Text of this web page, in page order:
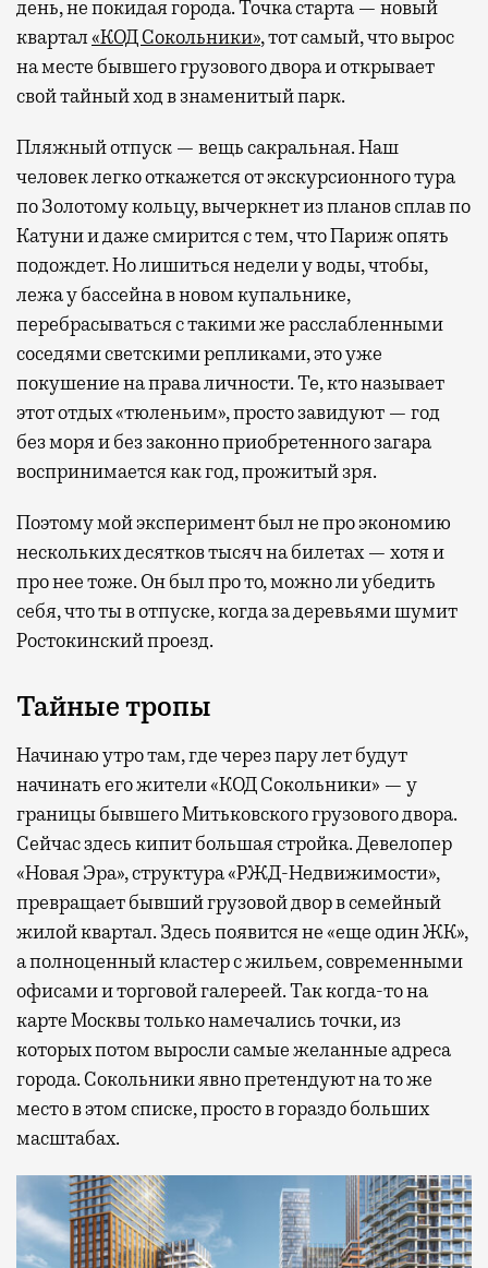
день, не покидая города. Точка старта — новый
квартал«КОД Сокольники», тот самый, что вырос
на месте бывшего грузового двора и открывает
свой тайный ход в знаменитый парк.
Пляжный отпуск — вещь сакральная. Наш
человек легко откажется от экскурсионного тура
по Золотому кольцу, вычеркнет из планов сплав по
Катуни и даже смирится с тем, что Париж опять
подождет. Но лишиться недели у воды, чтобы,
лежа у бассейна в новом купальнике,
перебрасываться с такими же расслабленными
соседями светскими репликами, это уже
покушение на права личности. Те, кто называет
этот отдых «тюленьим», просто завидуют — год
без моря и без законно приобретенного загара
воспринимается как год, прожитый зря.
Поэтому мой эксперимент был не про экономию
нескольких десятков тысяч на билетах — хотя и
про нее тоже. Он был про то, можно ли убедить
себя, что ты в отпуске, когда за деревьями шумит
Ростокинский проезд.
Тайные тропы
Начинаю утро там, где через пару лет будут
начинать его жители «КОД Сокольники» — у
границы бывшего Митьковского грузового двора.
Сейчас здесь кипит большая стройка. Девелопер
«Новая Эра», структура «РЖД-Недвижимости»,
превращает бывший грузовой двор в семейный
жилой квартал. Здесь появится не «еще один ЖК»,
а полноценный кластер с жильем, современными
офисами и торговой галереей. Так когда-то на
карте Москвы только намечались точки, из
которых потом выросли самые желанные адреса
города. Сокольники явно претендуют на то же
место в этом списке, просто в гораздо больших
масштабах.